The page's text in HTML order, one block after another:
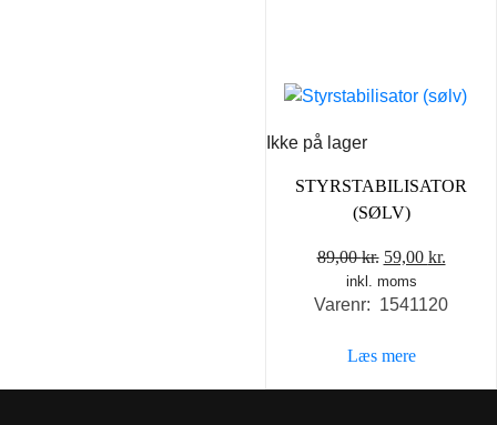
Ikke på lager
STYRSTABILISATOR
(SØLV)
89,00kr. Den
oprindelige
pris
89,00 kr..
59,00 kr.
pris
inkl. moms
Varenr: 1541120
Læs mere